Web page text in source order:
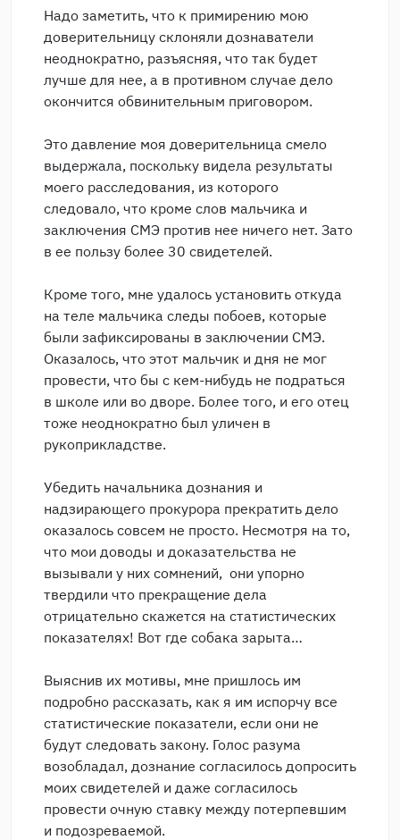
Надо заметить, что к примирению мою
доверительницу склоняли дознаватели
неоднократно, разъясняя, что так будет
лучше для нее, а в противном случае дело
окончится обвинительным приговором.
Это давление моя доверительница смело
выдержала, поскольку видела результаты
моего расследования, из которого
следовало, что кроме слов мальчика и
заключения СМЭ против нее ничего нет. Зато
в ее пользу более 30 свидетелей.
Кроме того, мне удалось установить откуда
на теле мальчика следы побоев, которые
были зафиксированы в заключении СМЭ.
Оказалось, что этот мальчик и дня не мог
провести, что бы с кем-нибудь не подраться
в школе или во дворе. Более того, и его отец
тоже неоднократно был уличен в
рукоприкладстве.
Убедить начальника дознания и
надзирающего прокурора прекратить дело
оказалось совсем не просто. Несмотря на то,
что мои доводы и доказательства не
вызывали у них сомнений, они упорно
твердили что прекращение дела
отрицательно скажется на статистических
показателях! Вот где собака зарыта…
Выяснив их мотивы, мне пришлось им
подробно рассказать, как я им испорчу все
статистические показатели, если они не
будут следовать закону. Голос разума
возобладал, дознание согласилось допросить
моих свидетелей и даже согласилось
провести очную ставку между потерпевшим
и подозреваемой.